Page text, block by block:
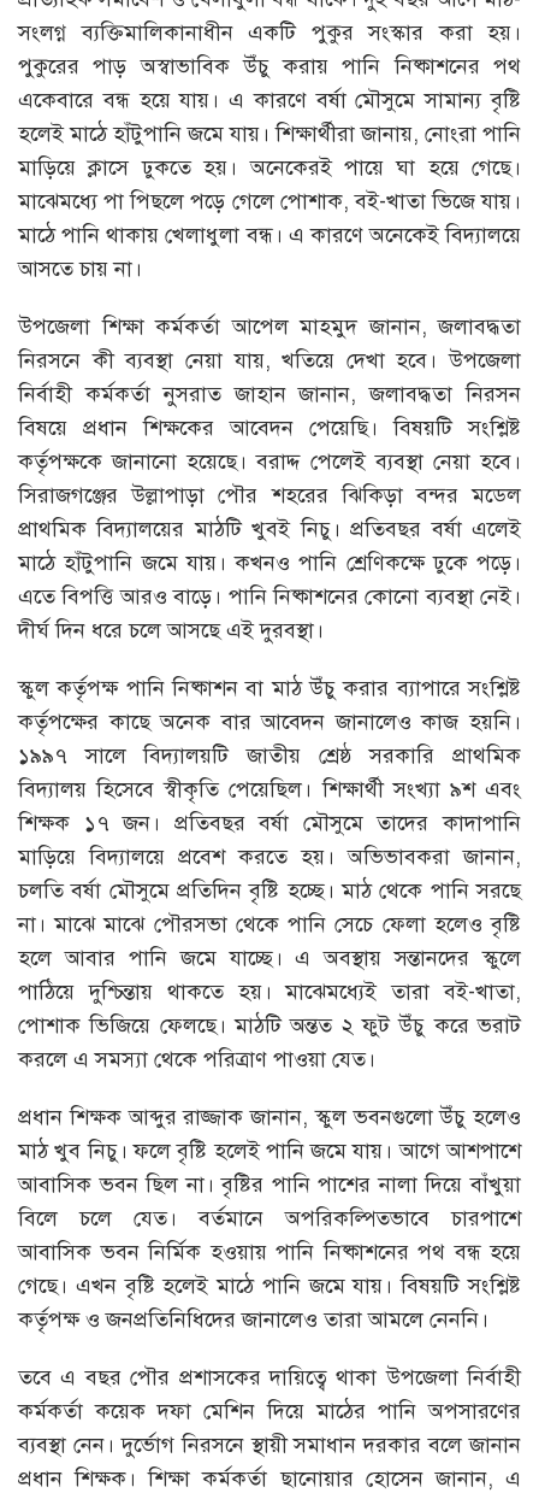
সংলগ্ন ব্যক্তিমালিকানাধীন একটি পুকুর সংস্কার করা হয়।
পুকুরের পাড় অস্বাভাবিক উঁচু করায় পানি নিষ্কাশনের পথ
একেবারে বন্ধ হয়ে যায়। এ কারণে বর্ষা মৌসুমে সামান্য বৃষ্টি
হলেই মাঠে হাঁটুপানি জমে যায়। শিক্ষার্থীরা জানায়, নোংরা পানি
মাড়িয়ে ক্লাসে ঢুকতে হয়। অনেকেরই পায়ে ঘা হয়ে গেছে।
মাঝেমধ্যে পা পিছলে পড়ে গেলে পোশাক, বই-খাতা ভিজে যায়।
মাঠে পানি থাকায় খেলাধুলা বন্ধ। এ কারণে অনেকেই বিদ্যালয়ে
আসতে চায় না।
উপজেলা শিক্ষা কর্মকর্তা আপেল মাহমুদ জানান, জলাবদ্ধতা
নিরসনে কী ব্যবস্থা নেয়া যায়, খতিয়ে দেখা হবে। উপজেলা
নির্বাহী কর্মকর্তা নুসরাত জাহান জানান, জলাবদ্ধতা নিরসন
বিষয়ে প্রধান শিক্ষকের আবেদন পেয়েছি। বিষয়টি সংশ্লিষ্ট
কর্তৃপক্ষকে জানানো হয়েছে। বরাদ্দ পেলেই ব্যবস্থা নেয়া হবে।
সিরাজগঞ্জের উল্লাপাড়া পৌর শহরের ঝিকিড়া বন্দর মডেল
প্রাথমিক বিদ্যালয়ের মাঠটি খুবই নিচু। প্রতিবছর বর্ষা এলেই
মাঠে হাঁটুপানি জমে যায়। কখনও পানি শ্রেণিকক্ষে ঢুকে পড়ে।
এতে বিপত্তি আরও বাড়ে। পানি নিষ্কাশনের কোনো ব্যবস্থা নেই।
দীর্ঘ দিন ধরে চলে আসছে এই দুরবস্থা।
স্কুল কর্তৃপক্ষ পানি নিষ্কাশন বা মাঠ উঁচু করার ব্যাপারে সংশ্লিষ্ট
কর্তৃপক্ষের কাছে অনেক বার আবেদন জানালেও কাজ হয়নি।
১৯৯৭ সালে বিদ্যালয়টি জাতীয় শ্রেষ্ঠ সরকারি প্রাথমিক
বিদ্যালয় হিসেবে স্বীকৃতি পেয়েছিল। শিক্ষার্থী সংখ্যা ৯শ এবং
শিক্ষক ১৭ জন। প্রতিবছর বর্ষা মৌসুমে তাদের কাদাপানি
মাড়িয়ে বিদ্যালয়ে প্রবেশ করতে হয়। অভিভাবকরা জানান,
চলতি বর্ষা মৌসুমে প্রতিদিন বৃষ্টি হচ্ছে। মাঠ থেকে পানি সরছে
না। মাঝে মাঝে পৌরসভা থেকে পানি সেচে ফেলা হলেও বৃষ্টি
হলে আবার পানি জমে যাচ্ছে। এ অবস্থায় সন্তানদের স্কুলে
পাঠিয়ে দুশ্চিন্তায় থাকতে হয়। মাঝেমধ্যেই তারা বই-খাতা,
পোশাক ভিজিয়ে ফেলছে। মাঠটি অন্তত ২ ফুট উঁচু করে ভরাট
করলে এ সমস্যা থেকে পরিত্রাণ পাওয়া যেত।
প্রধান শিক্ষক আব্দুর রাজ্জাক জানান, স্কুল ভবনগুলো উঁচু হলেও
মাঠ খুব নিচু। ফলে বৃষ্টি হলেই পানি জমে যায়। আগে আশপাশে
আবাসিক ভবন ছিল না। বৃষ্টির পানি পাশের নালা দিয়ে বাঁখুয়া
বিলে চলে যেত। বর্তমানে অপরিকল্পিতভাবে চারপাশে
আবাসিক ভবন নির্মিক হওয়ায় পানি নিষ্কাশনের পথ বন্ধ হয়ে
গেছে। এখন বৃষ্টি হলেই মাঠে পানি জমে যায়। বিষয়টি সংশ্লিষ্ট
কর্তৃপক্ষ ও জনপ্রতিনিধিদের জানালেও তারা আমলে নেননি।
তবে এ বছর পৌর প্রশাসকের দায়িত্বে থাকা উপজেলা নির্বাহী
কর্মকর্তা কয়েক দফা মেশিন দিয়ে মাঠের পানি অপসারণের
ব্যবস্থা নেন। দুর্ভোগ নিরসনে স্থায়ী সমাধান দরকার বলে জানান
প্রধান শিক্ষক। শিক্ষা কর্মকর্তা ছানোয়ার হোসেন জানান, এ